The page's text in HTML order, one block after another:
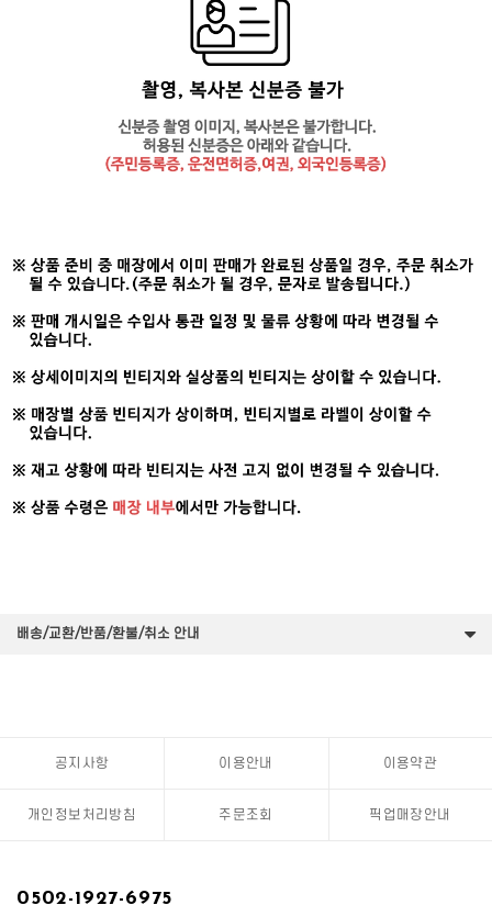
배송/교환/반품/환불/취소 안내
공지사항 이용안내 이용약관
개인정보처리방침 주문조회 픽업매장안내
0502-1927-6975